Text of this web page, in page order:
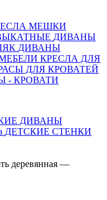
МЕШКИ
ДИВАНЫ
ДИВАНЫ
КРЕСЛА ДЛЯ
ДЛЯ КРОВАТЕЙ
- КРОВАТИ
ДИВАНЫ
ДЕТСКИЕ СТЕНКИ
деревянная —